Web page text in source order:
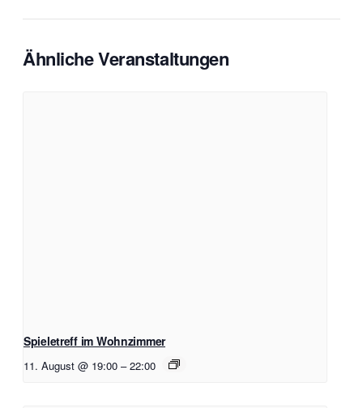
Ähnliche Veranstaltungen
Spieletreff im Wohnzimmer
11. August @ 19:00 – 22:00